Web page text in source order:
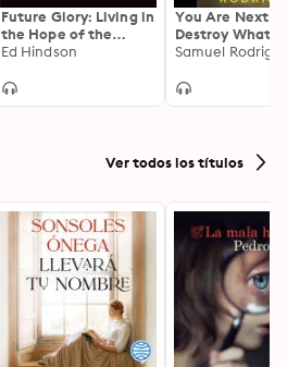
Future Glory: Living in
the Hope of the
Rapture, Heaven, and
Ed Hindson
You Are Next:
Destroy What
Paralyzed You,
Moment Again
Samuel
Ver todos los títulos